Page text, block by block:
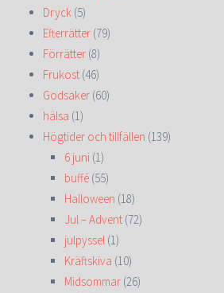
Dryck (5)
Efterrätter (79)
Förrätter (8)
Frukost (46)
Godsaker (60)
hälsa (1)
Högtider och tillfällen (139)
6 juni (1)
buffé (55)
Halloween (18)
Jul – Advent (72)
julpyssel (1)
Kräftskiva (10)
Midsommar (26)